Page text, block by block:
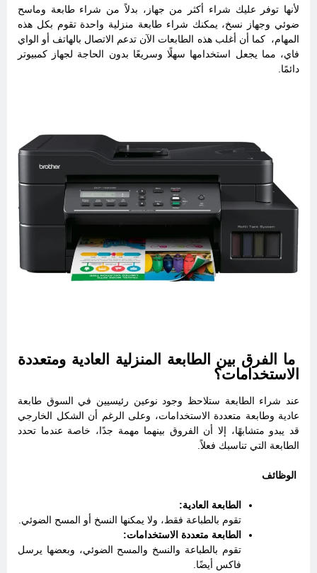
لأنها توفر عليك شراء أكثر من جهاز، بدلاً من شراء طابعة وماسح
ضوئي وجهاز نسخ، يمكنك شراء طابعة منزلية واحدة تقوم بكل هذه
المهام، كما أن أغلب هذه الطابعات الآن تدعم الاتصال بالهاتف أو الواي
فاي، مما يجعل استخدامها سهلًا وسريعًا بدون الحاجة لجهاز كمبيوتر
دائمًا.
ما الفرق بين الطابعة المنزلية العادية ومتعددة
الاستخدامات؟
عند شراء الطابعة ستلاحظ وجود نوعين رئيسيين في السوق طابعة
عادية وطابعة متعددة الاستخدامات، وعلى الرغم أن الشكل الخارجي
قد يبدو متشابهًا، إلا أن الفروق بينهما مهمة جدًا، خاصة عندما تحدد
الطابعة التي تناسبك فعلاً.
الوظائف
الطابعة العادية:
تقوم بالطباعة فقط، ولا يمكنها النسخ أو المسح الضوئي.
الطابعة متعددة الاستخدامات:
تقوم بالطباعة والنسخ والمسح الضوئي، وبعضها يرسل
فاكس أيضًا.